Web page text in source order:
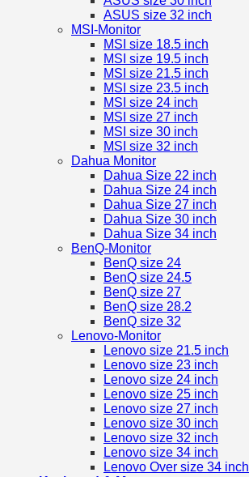
ASUS size 32 inch
MSI-Monitor
MSI size 18.5 inch
MSI size 19.5 inch
MSI size 21.5 inch
MSI size 23.5 inch
MSI size 24 inch
MSI size 27 inch
MSI size 30 inch
MSI size 32 inch
Dahua Monitor
Dahua Size 22 inch
Dahua Size 24 inch
Dahua Size 27 inch
Dahua Size 30 inch
Dahua Size 34 inch
BenQ-Monitor
BenQ size 24
BenQ size 24.5
BenQ size 27
BenQ size 28.2
BenQ size 32
Lenovo-Monitor
Lenovo size 21.5 inch
Lenovo size 23 inch
Lenovo size 24 inch
Lenovo size 25 inch
Lenovo size 27 inch
Lenovo size 30 inch
Lenovo size 32 inch
Lenovo size 34 inch
Lenovo Over size 34 inch